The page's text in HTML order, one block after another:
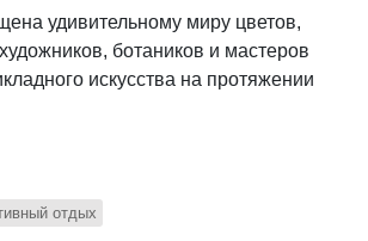
удивительному миру цветов,
ботаников и мастеров
искусства на протяжении
отдых